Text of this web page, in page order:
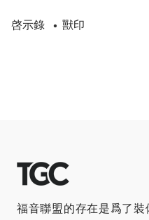
啓示錄 • 獸印
福音聯盟的存在是爲了